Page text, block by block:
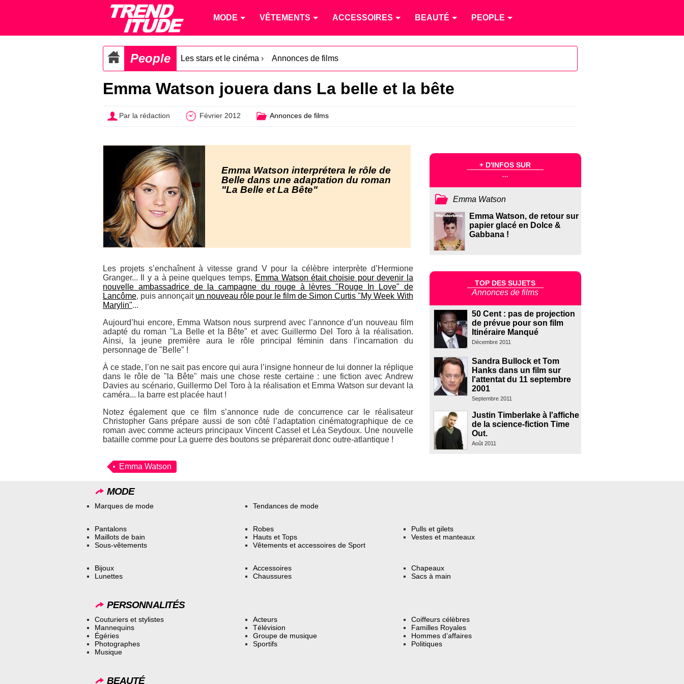
MODE VÊTEMENTS ACCESSOIRES BEAUTÉ PEOPLE
People Les stars et le cinéma › Annonces de films
Emma Watson jouera dans La belle et la bête
Par la rédaction Février 2012 Annonces de films
Emma Watson interprétera le rôle de
Belle dans une adaptation du roman
"La Belle et La Bête"
Les projets s’enchaînent à vitesse grand V pour la célèbre interprète d’Hermione
Granger... Il y a à peine quelques temps, Emma Watson était choisie pour devenir la
nouvelle ambassadrice de la campagne du rouge à lèvres "Rouge In Love" de
Lancôme, puis annonçait un nouveau rôle pour le film de Simon Curtis "My Week With
Marylin"...
Aujourd’hui encore, Emma Watson nous surprend avec l’annonce d’un nouveau film
adapté du roman "La Belle et la Bête" et avec Guillermo Del Toro à la réalisation.
Ainsi, la jeune première aura le rôle principal féminin dans l’incarnation du
personnage de "Belle" !
À ce stade, l’on ne sait pas encore qui aura l’insigne honneur de lui donner la réplique
dans le rôle de "la Bête" mais une chose reste certaine : une fiction avec Andrew
Davies au scénario, Guillermo Del Toro à la réalisation et Emma Watson sur devant la
caméra... la barre est placée haut !
Notez également que ce film s’annonce rude de concurrence car le réalisateur
Christopher Gans prépare aussi de son côté l’adaptation cinématographique de ce
roman avec comme acteurs principaux Vincent Cassel et Léa Seydoux. Une nouvelle
bataille comme pour La guerre des boutons se préparerait donc outre-atlantique !
Emma Watson
+ D'INFOS SUR
...
Emma Watson
Emma Watson, de retour sur
papier glacé en Dolce &
Gabbana !
TOP DES SUJETS
Annonces de films
50 Cent : pas de projection
de prévue pour son film
Itinéraire Manqué
Décembre 2011
Sandra Bullock et Tom
Hanks dans un film sur
l'attentat du 11 septembre
2001
Septembre 2011
Justin Timberlake à l'affiche
de la science-fiction Time
Out.
Août 2011
MODE
Marques de mode Tendances de mode
Pantalons
Maillots de bain
Sous-vêtements
Robes
Hauts et Tops
Vêtements et accessoires de Sport
Pulls et gilets
Vestes et manteaux
Bijoux
Lunettes
Accessoires
Chaussures
Chapeaux
Sacs à main
PERSONNALITÉS
Couturiers et stylistes
Mannequins
Égéries
Photographes
Musique
Acteurs
Télévision
Groupe de musique
Sportifs
Coiffeurs célèbres
Familles Royales
Hommes d’affaires
Politiques
BEAUTÉ